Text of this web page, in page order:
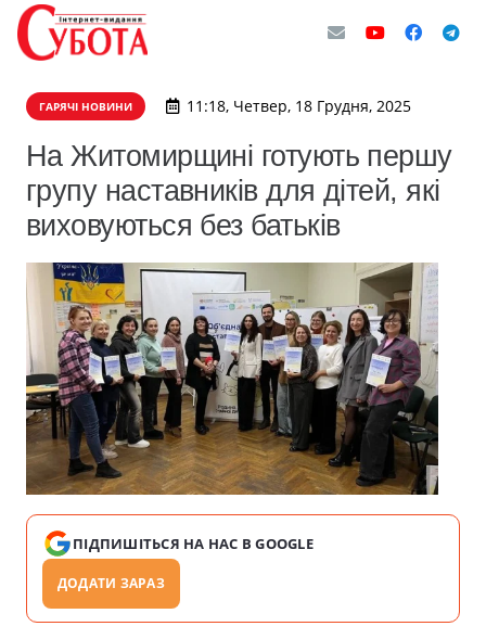
ГАРЯЧІ НОВИНИ 11:18, Четвер, 18 Грудня, 2025
На Житомирщині готують першу
групу наставників для дітей, які
виховуються без батьків
ПІДПИШІТЬСЯ НА НАС В GOOGLE
ДОДАТИ ЗАРАЗ